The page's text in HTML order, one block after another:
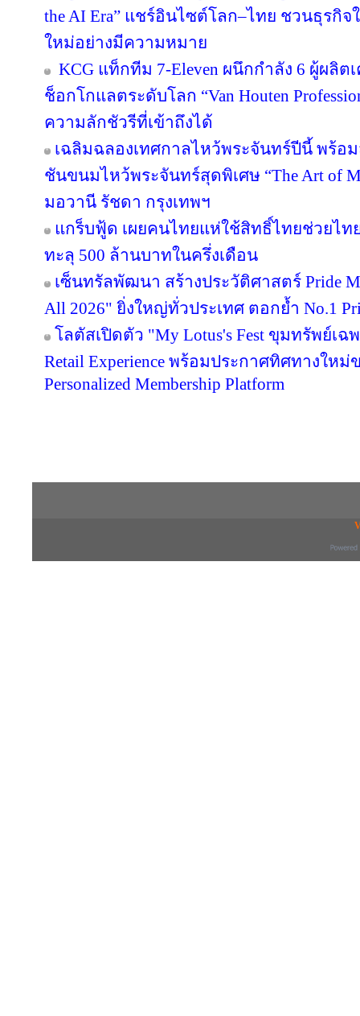
the AI Era” แชร์อินไซต์โลก–ไทย ชวนธุรกิจ
ใหม่อย่างมีความหมาย
KCG แท็กทีม 7-Eleven ผนึกกำลัง 6 ผู้ผลิ
ช็อกโกแลตระดับโลก “Van Houten
ความลักชัวรีที่เข้าถึงได้
เฉลิมฉลองเทศกาลไหว้พระจันทร์ปีนี้ พร้อ
ชันขนมไหว้พระจันทร์สุดพิเศษ “The Art of
มอวานี รัชดา กรุงเทพฯ
แกร็บฟู้ด เผยคนไทยแห่ใช้สิทธิ์ไทยช่วยไท
ทะลุ 500 ล้านบาทในครึ่งเดือน
เซ็นทรัลพัฒนา สร้างประวัติศาสตร์ Pride
All 2026" ยิ่งใหญ่ทั่วประเทศ ตอกย้ำ No.1
โลตัสเปิดตัว "My Lotus's Fest ขุมทรัพย์เ
Retail Experience พร้อมประกาศทิศทางใหม่
Personalized Membership Platform